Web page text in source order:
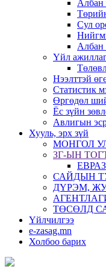
Албан
Сул
Албан
Үйл
Нээлттэй
Статистик
Өргөдөл
Ёс зүйн
Авлигын
Хууль, эрх зүй
МОНГОЛ
ЗГ-ЫН
САЙДЫН
ДҮРЭМ,
ТӨСӨЛД
Үйлчилгээ
e-zasag.mn
Холбоо барих